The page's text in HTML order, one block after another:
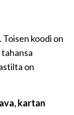
koodi on
on
kartan